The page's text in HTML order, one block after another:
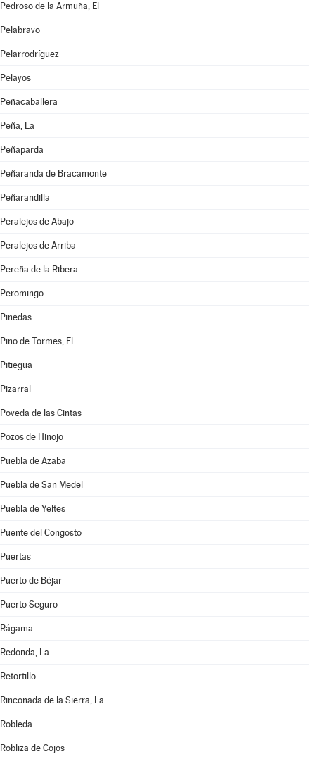
Pedroso de la Armuña, El
Pelabravo
Pelarrodríguez
Pelayos
Peñacaballera
Peña, La
Peñaparda
Peñaranda de Bracamonte
Peñarandilla
Peralejos de Abajo
Peralejos de Arriba
Pereña de la Ribera
Peromingo
Pinedas
Pino de Tormes, El
Pitiegua
Pizarral
Poveda de las Cintas
Pozos de Hinojo
Puebla de Azaba
Puebla de San Medel
Puebla de Yeltes
Puente del Congosto
Puertas
Puerto de Béjar
Puerto Seguro
Rágama
Redonda, La
Retortillo
Rinconada de la Sierra, La
Robleda
Robliza de Cojos